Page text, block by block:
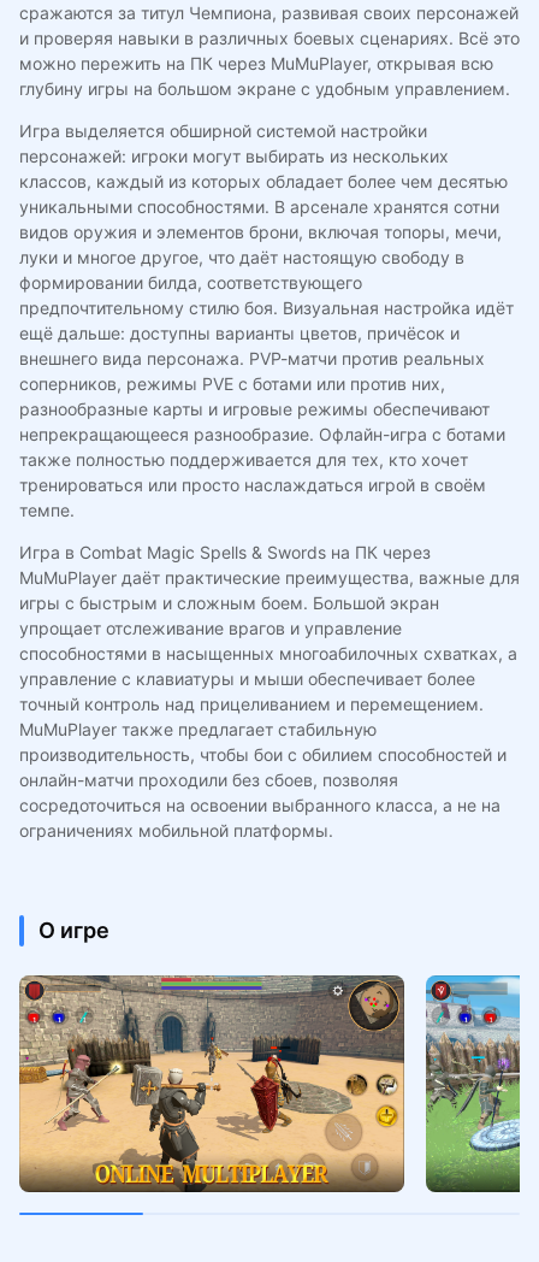
сражаются за титул Чемпиона, развивая своих персонажей
и проверяя навыки в различных боевых сценариях. Всё это
можно пережить на ПК через MuMuPlayer, открывая всю
глубину игры на большом экране с удобным управлением.
Игра выделяется обширной системой настройки
персонажей: игроки могут выбирать из нескольких
классов, каждый из которых обладает более чем десятью
уникальными способностями. В арсенале хранятся сотни
видов оружия и элементов брони, включая топоры, мечи,
луки и многое другое, что даёт настоящую свободу в
формировании билда, соответствующего
предпочтительному стилю боя. Визуальная настройка идёт
ещё дальше: доступны варианты цветов, причёсок и
внешнего вида персонажа. PVP-матчи против реальных
соперников, режимы PVE с ботами или против них,
разнообразные карты и игровые режимы обеспечивают
непрекращающееся разнообразие. Офлайн-игра с ботами
также полностью поддерживается для тех, кто хочет
тренироваться или просто наслаждаться игрой в своём
темпе.
Игра в Combat Magic Spells & Swords на ПК через
MuMuPlayer даёт практические преимущества, важные для
игры с быстрым и сложным боем. Большой экран
упрощает отслеживание врагов и управление
способностями в насыщенных многоабилочных схватках, а
управление с клавиатуры и мыши обеспечивает более
точный контроль над прицеливанием и перемещением.
MuMuPlayer также предлагает стабильную
производительность, чтобы бои с обилием способностей и
онлайн-матчи проходили без сбоев, позволяя
сосредоточиться на освоении выбранного класса, а не на
ограничениях мобильной платформы.
О игре